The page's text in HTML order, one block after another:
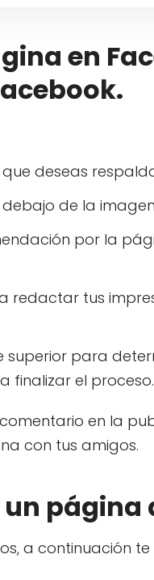
en
que deseas
de la
por la
redactar tus
superior para
finalizar el proceso.
en la
con tus amigos.
página
a continuación